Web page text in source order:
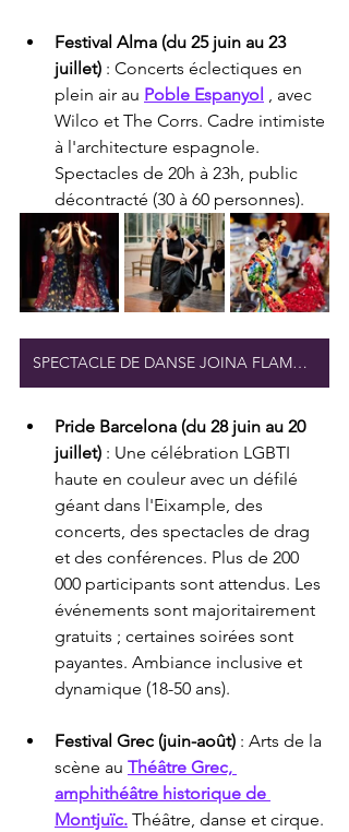
Festival Alma (du 25 juin au 23
juillet) : Concerts éclectiques en
plein air au Poble Espanyol , avec
Wilco et The Corrs. Cadre intimiste
à l'architecture espagnole.
Spectacles de 20h à 23h, public
décontracté (30 à 60 personnes).
SPECTACLE DE DANSE JOINA FLAMNCE
Pride Barcelona (du 28 juin au 20
juillet) : Une célébration LGBTI
haute en couleur avec un défilé
géant dans l'Eixample, des
concerts, des spectacles de drag
et des conférences. Plus de 200
000 participants sont attendus. Les
événements sont majoritairement
gratuits ; certaines soirées sont
payantes. Ambiance inclusive et
dynamique (18-50 ans).
Festival Grec (juin-août) : Arts de la
scène au Théâtre Grec,
amphithéâtre historique de
Montjuïc. Théâtre, danse et cirque.